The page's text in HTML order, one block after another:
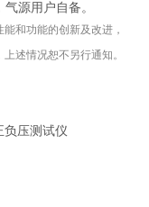
源用户自备。
和功能的创新及改进，
述情况恕不另行通知。